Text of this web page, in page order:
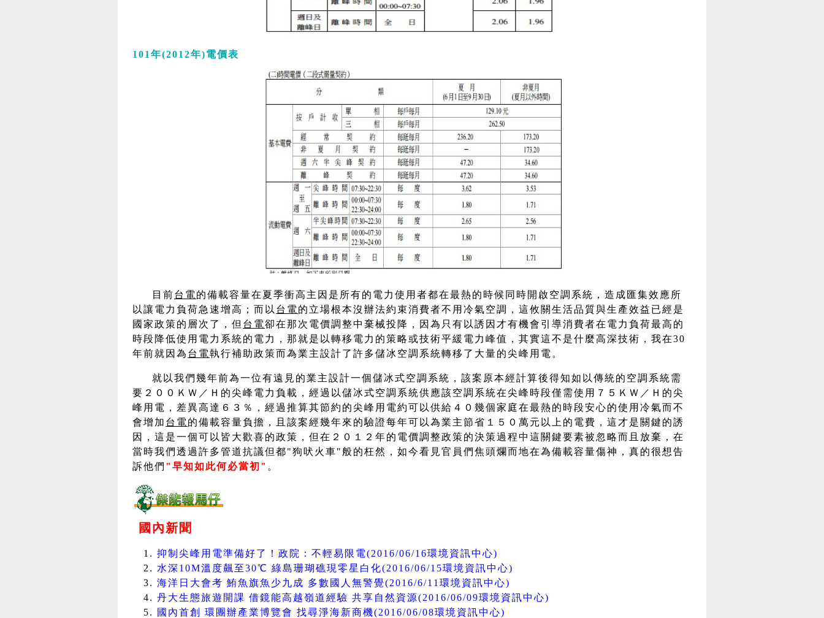
101年(2012年)電價表
目前台電 的備載容量在夏季衝高主因是所有的電力使用者都在最熱的時候同時開啟空調系統，造成匯集效應所
以讓電力負荷急速增高；而以 台電 的立場根本沒辦法約束消費者不用冷氣空調，這攸關生活品質與生產效益已經是
國家政策的層次了，但 台電卻在那次電價調整中棄械投降，因為只有以誘因才有機會引導消費者在電力負荷最高的
時段降低使用電力系統的電力，那就是以轉移電力的策略或技術平緩電力峰值，其實這不是什麼高深技術，我在30
年前就因為 台電執行補助政策而為業主設計了許多儲冰空調系統轉移了大量的尖峰用電。
就以我們幾年前為一位有遠見的業主設計一個儲冰式空調系統，該案原本經計算後得知如以傳統的空調系統需
要２００ＫＷ／Ｈ的尖峰電力負載，經過以儲冰式空調系統供應該空調系統在尖峰時段僅需使用７５ＫＷ／Ｈ的尖
峰用電，差異高達６３％，經過推算其節約的尖峰用電約可以供給４０幾個家庭在最熱的時段安心的使用冷氣而不
會增加 台電 的備載容量負擔，且該案經幾年來的驗證每年可以為業主節省１５０萬元以上的電費，這才是關鍵的誘
因，這是一個可以皆大歡喜的政策，但在２０１２年的電價調整政策的決策過程中這關鍵要素被忽略而且放棄，在
當時我們透過許多管道抗議但都"狗吠火車"般的枉然，如今看見官員們焦頭爛而地在為備載容量傷神，真的很想告
訴他們 "早知如此何必當初" 。
國內新聞
抑制尖峰用電準備好了！政院：不輕易限電(2016/06/16環境資訊中心)
水深10M溫度飆至30℃ 綠島珊瑚礁現零星白化(2016/06/15環境資訊中心)
海洋日大會考 鮪魚旗魚少九成 多數國人無警覺(2016/6/11環境資訊中心)
丹大生態旅遊開課 借鏡能高越嶺道經驗 共享自然資源(2016/06/09環境資訊中心)
國內首創 環團辦產業博覽會 找尋淨海新商機(2016/06/08環境資訊中心)